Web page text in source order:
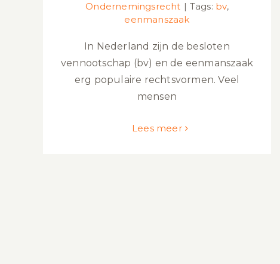
Ondernemingsrecht | Tags: bv,
eenmanszaak
In Nederland zijn de besloten
vennootschap (bv) en de eenmanszaak
erg populaire rechtsvormen. Veel
mensen
Lees meer